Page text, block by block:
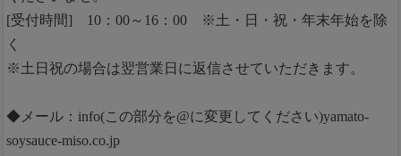
[受付時間] 10：00～16：00 ※土・日・祝・年末年始を除
く
※土日祝の場合は翌営業日に返信させていただきます。
◆メール：info(この部分を@に変更してください)yamato-
soysauce-miso.co.jp